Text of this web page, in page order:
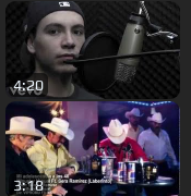
4:20
3:18